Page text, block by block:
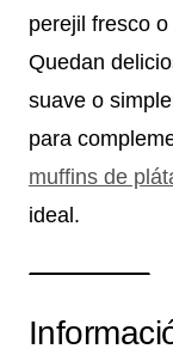
perejil fresco
Quedan
suave o
para
muffins de
ideal.